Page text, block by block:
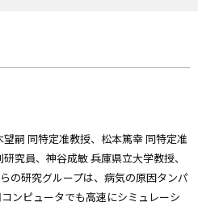
嗣 同特定准教授、松本篤幸 同特定准
究員、神谷成敏 兵庫県立大学教授、
の研究グループは、病気の原因タンパ
ンピュータでも高速にシミュレーシ